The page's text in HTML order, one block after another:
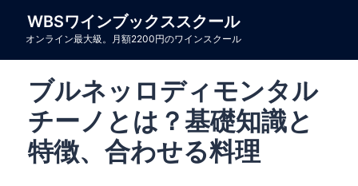
WBSワインブックススクール
オンライン最大級。月額2200円のワインスクール
ブルネッロディモンタル
チーノとは？基礎知識と
特徴、合わせる料理